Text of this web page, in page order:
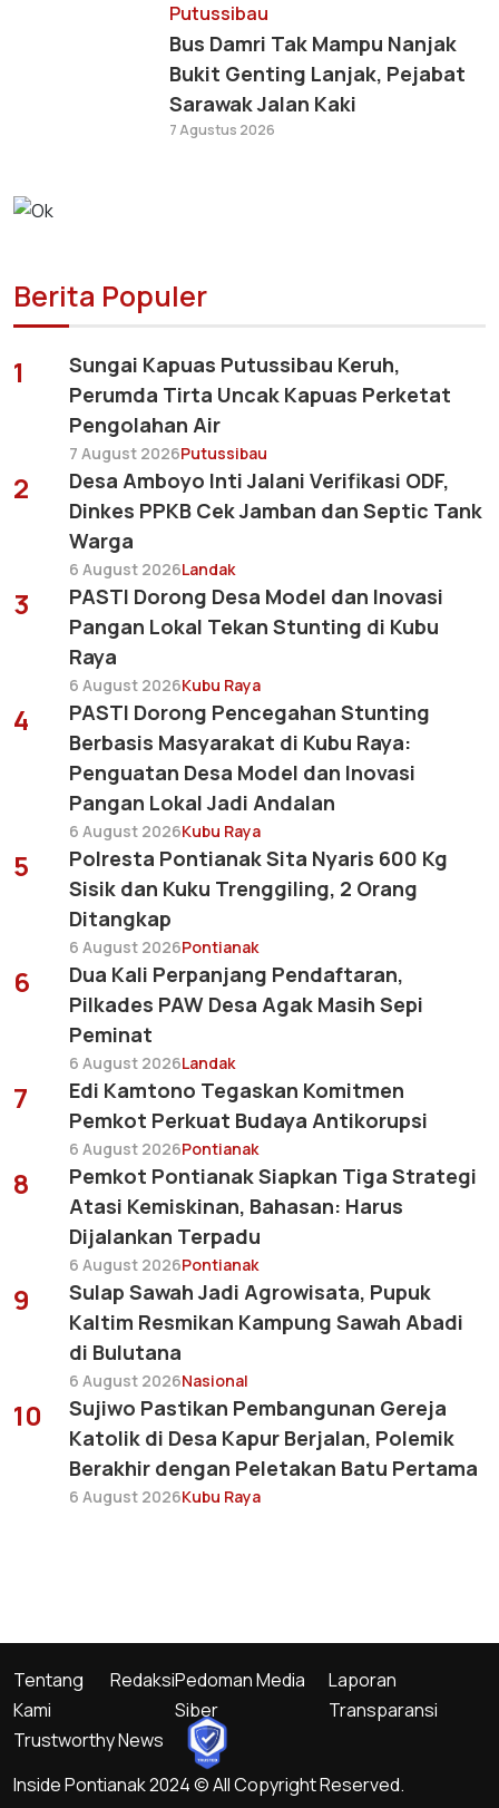
Putussibau
Bus Damri Tak Mampu Nanjak
Bukit Genting Lanjak, Pejabat
Sarawak Jalan Kaki
7 Agustus 2026
Berita Populer
1
Sungai Kapuas Putussibau Keruh,
Perumda Tirta Uncak Kapuas Perketat
Pengolahan Air
7 August 2026Putussibau
2
Desa Amboyo Inti Jalani Verifikasi ODF,
Dinkes PPKB Cek Jamban dan Septic Tank
Warga
6 August 2026Landak
3
PASTI Dorong Desa Model dan Inovasi
Pangan Lokal Tekan Stunting di Kubu
Raya
6 August 2026Kubu Raya
4
PASTI Dorong Pencegahan Stunting
Berbasis Masyarakat di Kubu Raya:
Penguatan Desa Model dan Inovasi
Pangan Lokal Jadi Andalan
6 August 2026Kubu Raya
5
Polresta Pontianak Sita Nyaris 600 Kg
Sisik dan Kuku Trenggiling, 2 Orang
Ditangkap
6 August 2026Pontianak
6
Dua Kali Perpanjang Pendaftaran,
Pilkades PAW Desa Agak Masih Sepi
Peminat
6 August 2026Landak
7
Edi Kamtono Tegaskan Komitmen
Pemkot Perkuat Budaya Antikorupsi
6 August 2026Pontianak
8
Pemkot Pontianak Siapkan Tiga Strategi
Atasi Kemiskinan, Bahasan: Harus
Dijalankan Terpadu
6 August 2026Pontianak
9
Sulap Sawah Jadi Agrowisata, Pupuk
Kaltim Resmikan Kampung Sawah Abadi
di Bulutana
6 August 2026Nasional
10
Sujiwo Pastikan Pembangunan Gereja
Katolik di Desa Kapur Berjalan, Polemik
Berakhir dengan Peletakan Batu Pertama
6 August 2026Kubu Raya
Inside Pontianak 2024 © All Copyright Reserved.
Trustworthy News
Tentang
Kami
RedaksiPedoman Media
Siber
Laporan
Transparansi